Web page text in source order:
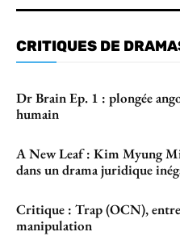
CRITIQUES DE
Dr Brain Ep. 1 : plongée
humain
A New Leaf : Kim Myung
dans un drama juridique
Critique : Trap (OCN), entre
manipulation